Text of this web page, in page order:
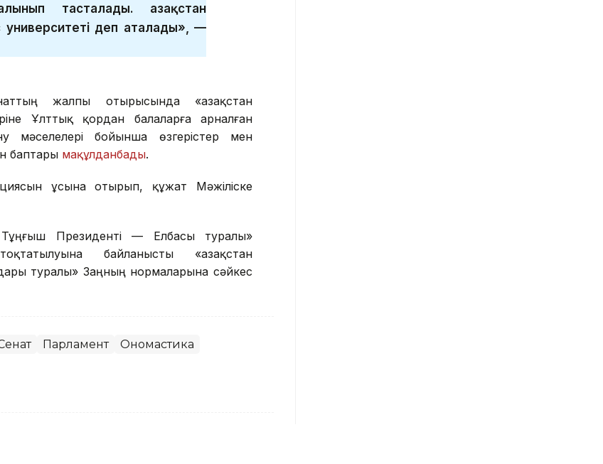
тасталады. Қазақстан
деп аталады», —
жалпы отырысында «Қазақстан
Ұлттық қордан балаларға арналған
мәселелері бойынша өзгерістер мен
баптары мақұлданбады.
ұсына отырып, құжат Мәжіліске
Тұңғыш Президенті — Елбасы туралы»
байланысты «Қазақстан
туралы» Заңның нормаларына сәйкес
Парламент Ономастика